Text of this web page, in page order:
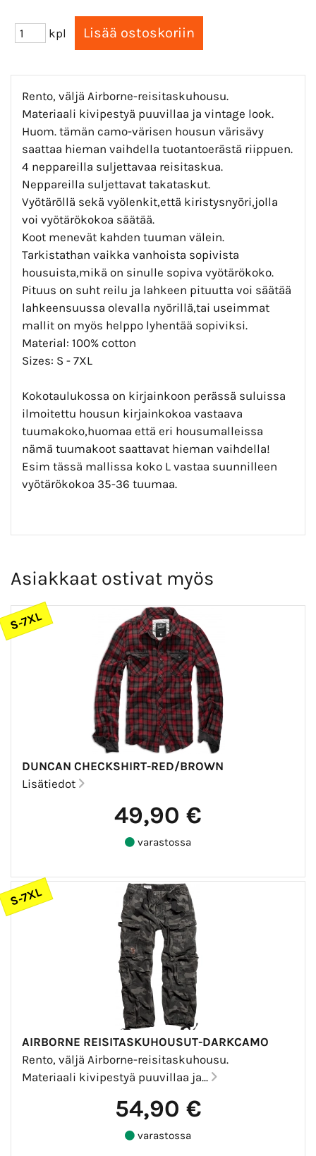
kpl
Rento, väljä Airborne-reisitaskuhousu.
Materiaali kivipestyä puuvillaa ja vintage look.
Huom. tämän camo-värisen housun värisävy
saattaa hieman vaihdella tuotantoerästä riippuen.
4 neppareilla suljettavaa reisitaskua.
Neppareilla suljettavat takataskut.
Vyötäröllä sekä vyölenkit,että kiristysnyöri,jolla
voi vyötärökokoa säätää.
Koot menevät kahden tuuman välein.
Tarkistathan vaikka vanhoista sopivista
housuista,mikä on sinulle sopiva vyötärökoko.
Pituus on suht reilu ja lahkeen pituutta voi säätää
lahkeensuussa olevalla nyörillä,tai useimmat
mallit on myös helppo lyhentää sopiviksi.
Material: 100% cotton
Sizes: S - 7XL
Kokotaulukossa on kirjainkoon perässä suluissa
ilmoitettu housun kirjainkokoa vastaava
tuumakoko,huomaa että eri housumalleissa
nämä tuumakoot saattavat hieman vaihdella!
Esim tässä mallissa koko L vastaa suunnilleen
vyötärökokoa 35-36 tuumaa.
Asiakkaat ostivat myös
S-7XL
DUNCAN CHECKSHIRT-RED/BROWN
Lisätiedot
49,90 €
varastossa
S-7XL
AIRBORNE REISITASKUHOUSUT-DARKCAMO
Rento, väljä Airborne-reisitaskuhousu.
Materiaali kivipestyä puuvillaa ja...
54,90 €
varastossa